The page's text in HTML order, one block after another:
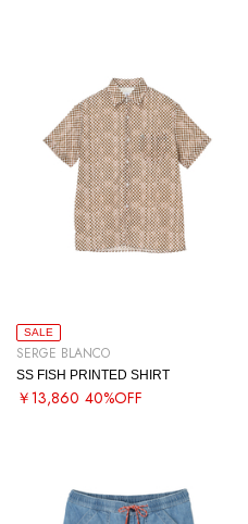
SALE
SERGE BLANCO
SS FISH PRINTED SHIRT
￥13,860 40%OFF